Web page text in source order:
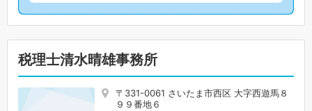
税理士清水晴雄事務所
〒331-0061 さいたま市西区 大字西遊馬８
９９番地６